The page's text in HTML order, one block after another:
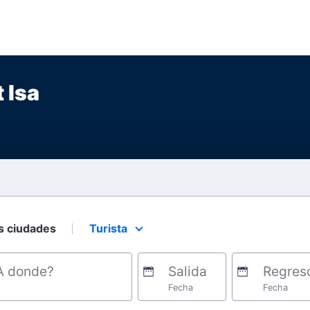
Isa
ciudades Select your preferred seating class.
Turista
donde? Salida
Fecha Fecha